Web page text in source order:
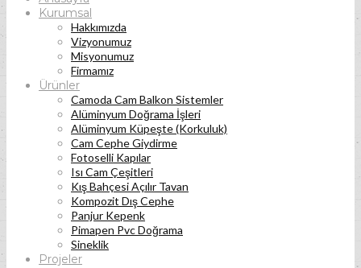
Kurumsal
Hakkımızda
Vizyonumuz
Misyonumuz
Firmamız
Ürünler
Camoda Cam Balkon Sistemler
Alüminyum Doğrama İşleri
Alüminyum Küpeşte (Korkuluk)
Cam Cephe Giydirme
Fotoselli Kapılar
Isı Cam Çeşitleri
Kış Bahçesi Açılır Tavan
Kompozit Dış Cephe
Panjur Kepenk
Pimapen Pvc Doğrama
Sineklik
Projeler